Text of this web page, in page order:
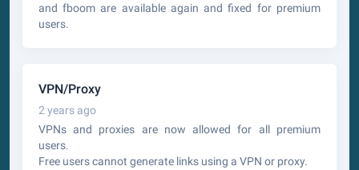
and fboom are available again and fixed for premium
users.
VPN/Proxy
2 years ago
VPNs and proxies are now allowed for all premium
users.
Free users cannot generate links using a VPN or proxy.